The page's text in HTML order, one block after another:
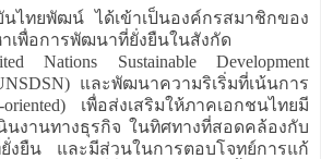
ไทยพัฒน์ ได้เข้าเป็นองค์กรสมาชิกของ
เพื่อการพัฒนาที่ยั่งยืนในสังกัด
Nations Sustainable Development
และพัฒนาความริเริ่มที่เน้นการ
เพื่อส่งเสริมให้ภาคเอกชนไทยมี
นงานทางธุรกิจ ในทิศทางที่สอดคล้องกับ
งยืน และมีส่วนในการตอบโจทย์การแก้